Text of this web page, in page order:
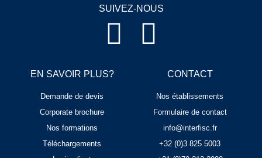
CONTACT
Nos établissements
Formulaire de contact
info@interfisc.fr
+32 (0)3 825 5003
EN SAVOIR PLUS?
Demande de devis
Corporate brochure
Nos formations
Téléchargements
SUIVEZ-NOUS